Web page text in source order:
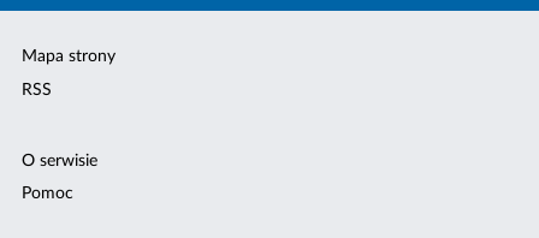
Mapa strony
RSS
O serwisie
Pomoc